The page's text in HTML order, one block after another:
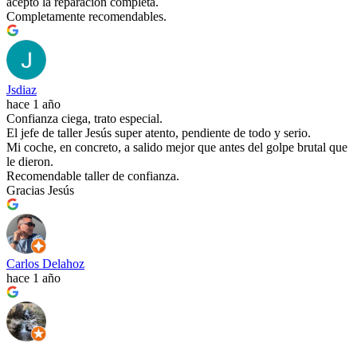
Completamente recomendables.
Jsdiaz
hace 1 año
Confianza ciega, trato especial.
El jefe de taller Jesús super atento, pendiente de todo y serio.
Mi coche, en concreto, a salido mejor que antes del golpe brutal que
le dieron.
Recomendable taller de confianza.
Gracias Jesús
Carlos Delahoz
hace 1 año